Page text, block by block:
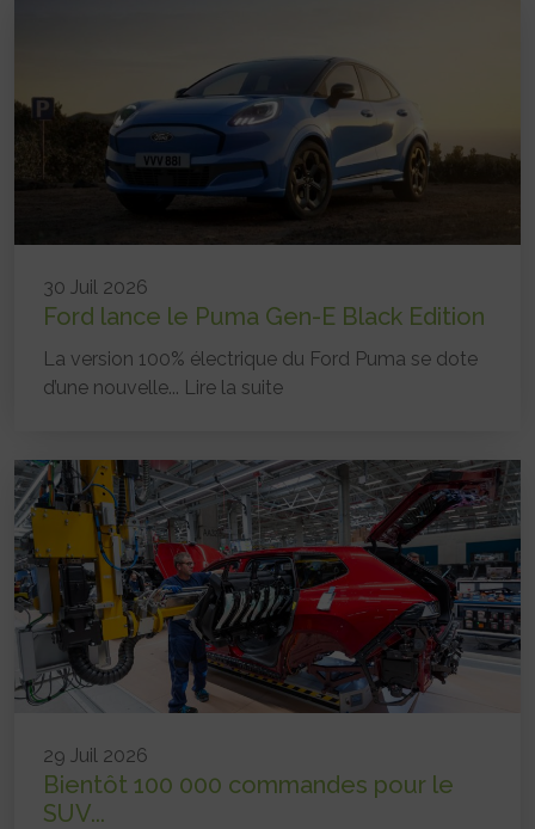
30 Juil 2026
Ford lance le Puma Gen-E Black Edition
La version 100% électrique du Ford Puma se dote
d’une nouvelle... Lire la suite
29 Juil 2026
Bientôt 100 000 commandes pour le
SUV...